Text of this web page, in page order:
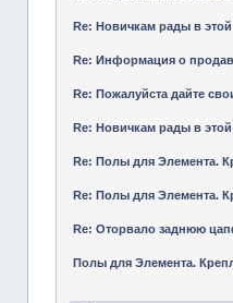
Re: Новичкам рады в этой
Re: Информация о
Re: Пожалуйста дайте
Re: Новичкам рады в этой
Re: Полы для Элемента.
Re: Полы для Элемента.
Re: Оторвало заднюю
Полы для Элемента.